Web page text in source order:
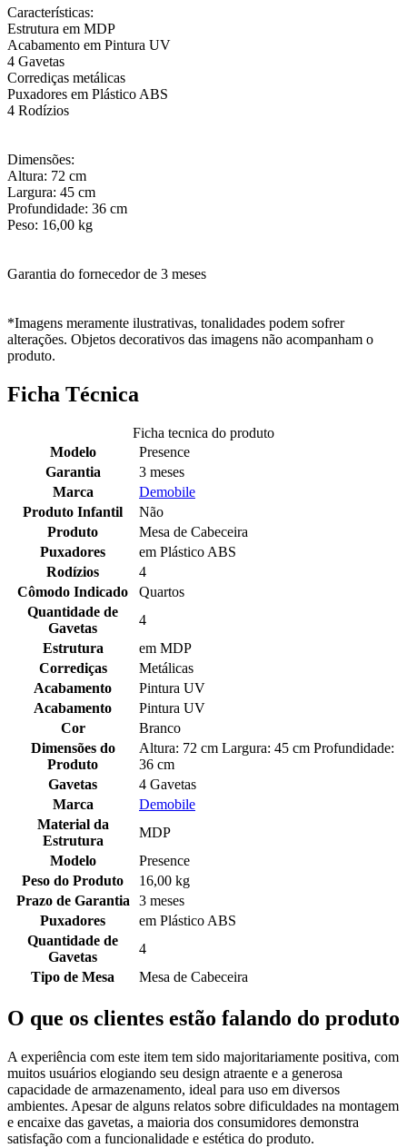
Características:
Estrutura em MDP
Acabamento em Pintura UV
4 Gavetas
Corrediças metálicas
Puxadores em Plástico ABS
4 Rodízios
Dimensões:
Altura: 72 cm
Largura: 45 cm
Profundidade: 36 cm
Peso: 16,00 kg
Garantia do fornecedor de 3 meses
*Imagens meramente ilustrativas, tonalidades podem sofrer
alterações. Objetos decorativos das imagens não acompanham o
produto.
Ficha Técnica
Ficha tecnica do produto
Modelo
Presence
Garantia
3 meses
Marca
Demobile
Produto Infantil
Não
Produto
Mesa de Cabeceira
Puxadores
em Plástico ABS
Rodízios
4
Cômodo Indicado
Quartos
Quantidade de
Gavetas
4
Estrutura
em MDP
Corrediças
Metálicas
Acabamento
Pintura UV
Acabamento
Pintura UV
Cor
Branco
Dimensões do
Produto
Altura: 72 cm Largura: 45 cm Profundidade:
36 cm
Gavetas
4 Gavetas
Marca
Demobile
Material da
Estrutura
MDP
Modelo
Presence
Peso do Produto
16,00 kg
Prazo de Garantia
3 meses
Puxadores
em Plástico ABS
Quantidade de
Gavetas
4
Tipo de Mesa
Mesa de Cabeceira
O que os clientes estão falando do produto
A experiência com este item tem sido majoritariamente positiva, com
muitos usuários elogiando seu design atraente e a generosa
capacidade de armazenamento, ideal para uso em diversos
ambientes. Apesar de alguns relatos sobre dificuldades na montagem
e encaixe das gavetas, a maioria dos consumidores demonstra
satisfação com a funcionalidade e estética do produto.